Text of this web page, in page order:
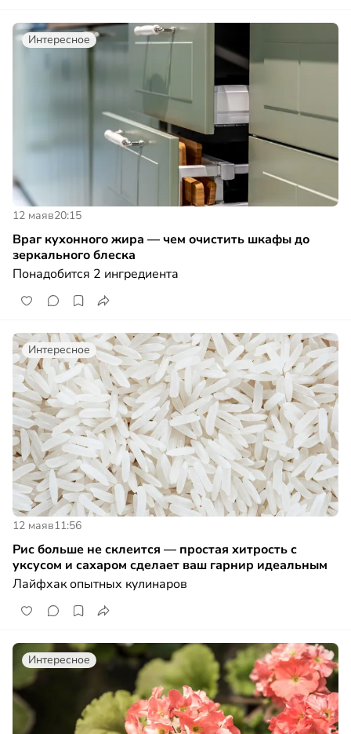
Интересное
12 маяв20:15
Враг кухонного жира — чем очистить шкафы до
зеркального блеска
Понадобится 2 ингредиента
Интересное
12 маяв11:56
Рис больше не склеится — простая хитрость с
уксусом и сахаром сделает ваш гарнир идеальным
Лайфхак опытных кулинаров
Интересное